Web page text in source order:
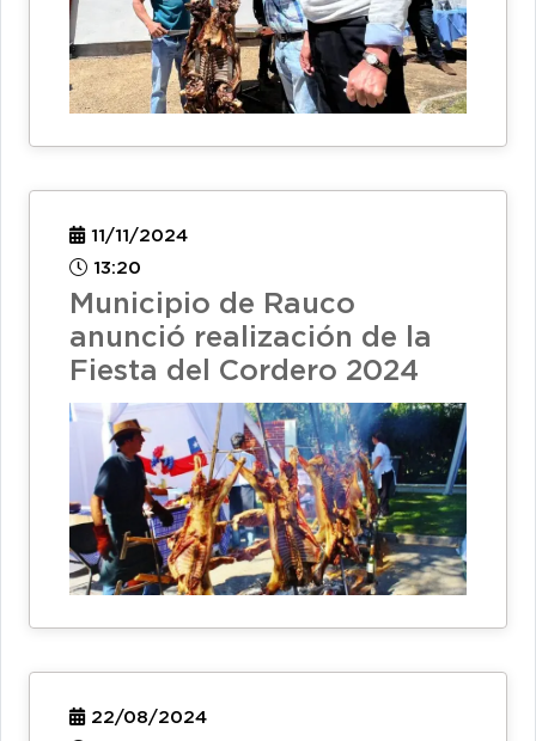
11/11/2024
13:20
Municipio de Rauco
anunció realización de la
Fiesta del Cordero 2024
22/08/2024